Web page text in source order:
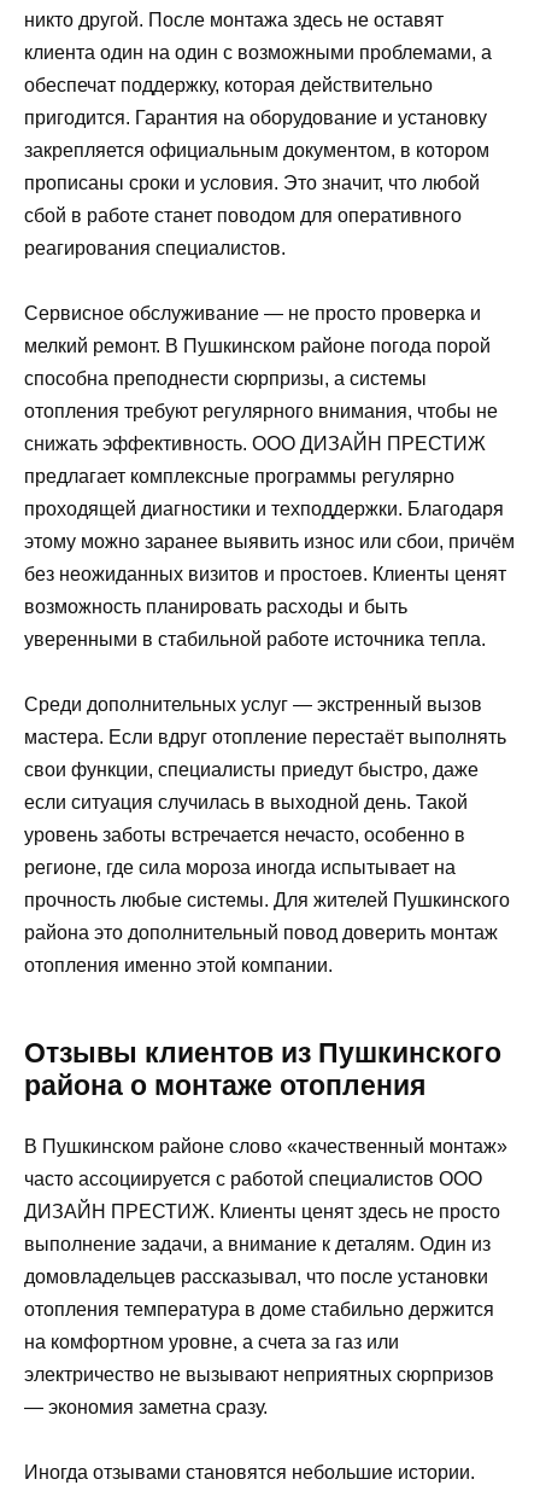
никто другой. После монтажа здесь не оставят
клиента один на один с возможными проблемами, а
обеспечат поддержку, которая действительно
пригодится. Гарантия на оборудование и установку
закрепляется официальным документом, в котором
прописаны сроки и условия. Это значит, что любой
сбой в работе станет поводом для оперативного
реагирования специалистов.
Сервисное обслуживание — не просто проверка и
мелкий ремонт. В Пушкинском районе погода порой
способна преподнести сюрпризы, а системы
отопления требуют регулярного внимания, чтобы не
снижать эффективность. ООО ДИЗАЙН ПРЕСТИЖ
предлагает комплексные программы регулярно
проходящей диагностики и техподдержки. Благодаря
этому можно заранее выявить износ или сбои, причём
без неожиданных визитов и простоев. Клиенты ценят
возможность планировать расходы и быть
уверенными в стабильной работе источника тепла.
Среди дополнительных услуг — экстренный вызов
мастера. Если вдруг отопление перестаёт выполнять
свои функции, специалисты приедут быстро, даже
если ситуация случилась в выходной день. Такой
уровень заботы встречается нечасто, особенно в
регионе, где сила мороза иногда испытывает на
прочность любые системы. Для жителей Пушкинского
района это дополнительный повод доверить монтаж
отопления именно этой компании.
Отзывы клиентов из Пушкинского
района о монтаже отопления
В Пушкинском районе слово «качественный монтаж»
часто ассоциируется с работой специалистов ООО
ДИЗАЙН ПРЕСТИЖ. Клиенты ценят здесь не просто
выполнение задачи, а внимание к деталям. Один из
домовладельцев рассказывал, что после установки
отопления температура в доме стабильно держится
на комфортном уровне, а счета за газ или
электричество не вызывают неприятных сюрпризов
— экономия заметна сразу.
Иногда отзывами становятся небольшие истории.